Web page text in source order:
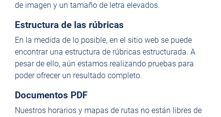
de imagen y un tamaño de letra elevados.
Estructura de las rúbricas
En la medida de lo posible, en el sitio web se puede
encontrar una estructura de rúbricas estructurada. A
pesar de ello, aún estamos realizando pruebas para
poder ofrecer un resultado completo.
Documentos PDF
Nuestros horarios y mapas de rutas no están libres de